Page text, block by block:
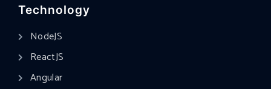
Technology
NodeJS
ReactJS
Angular